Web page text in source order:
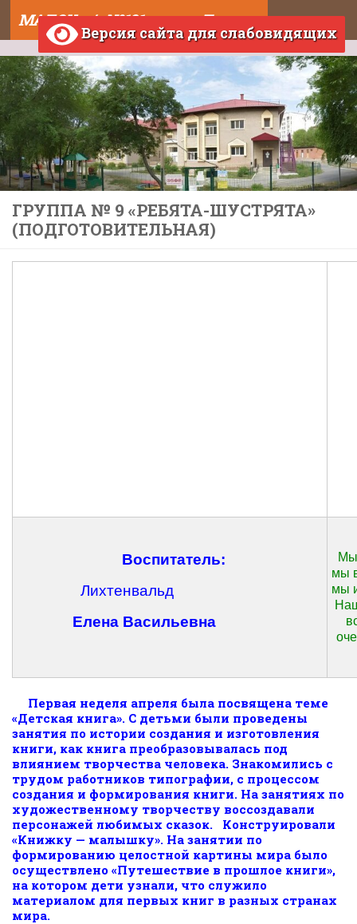
Skip to content МАДОУ д/с №121 города Тюмени
Версия сайта для слабовидящих
ГРУППА № 9 «РЕБЯТА-ШУСТРЯТА»
(ПОДГОТОВИТЕЛЬНАЯ)
Воспитатель:
Лихтенвальд
Елена Васильевна
мы
мы
Первая неделя апреля была посвящена теме
«Детская книга». С детьми были проведены
занятия по истории создания и изготовления
книги, как книга преобразовывалась под
влиянием творчества человека. Знакомились с
трудом работников типографии, с процессом
создания и формирования книги. На занятиях по
художественному творчеству воссоздавали
персонажей любимых сказок. Конструировали
«Книжку — малышку». На занятии по
формированию целостной картины мира было
осуществлено «Путешествие в прошлое книги»,
на котором дети узнали, что служило
материалом для первых книг в разных странах
мира.